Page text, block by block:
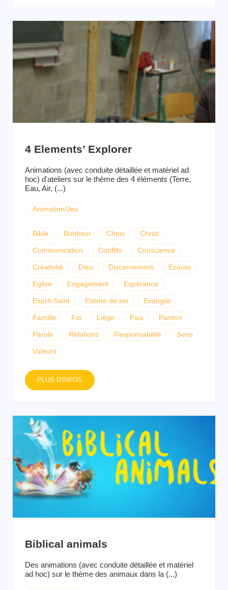
4 Elements’ Explorer
Animations (avec conduite détaillée et matériel ad
hoc) d'ateliers sur le thème des 4 éléments (Terre,
Eau, Air, (...)
Animation/Jeu
Bible Bonheur Choix Christ
Communication Conflits Conscience
Créativité Dieu Discernement Écoute
Eglise Engagement Espérance
Esprit-Saint Estime de soi Evangile
Famille Foi Liège Paix Pardon
Parole Relations Responsabilité Sens
Valeurs
PLUS D'INFOS
Biblical animals
Des animations (avec conduite détaillée et matériel
ad hoc) sur le thème des animaux dans la (...)